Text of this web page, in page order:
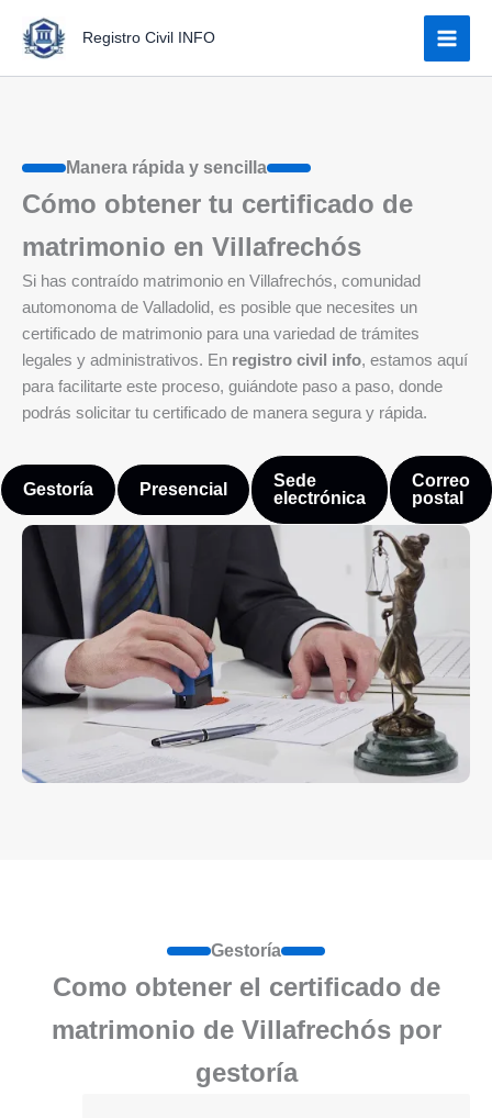
contenido
Registro Civil INFO
Manera rápida y sencilla
Cómo obtener tu certificado de
matrimonio en Villafrechós
Si has contraído matrimonio en Villafrechós, comunidad
automonoma de Valladolid, es posible que necesites un
certificado de matrimonio para una variedad de trámites
legales y administrativos. En registro civil info, estamos aquí
para facilitarte este proceso, guiándote paso a paso, donde
podrás solicitar tu certificado de manera segura y rápida.
Gestoría Presencial
Sede
electrónica
Correo
postal
Gestoría
Como obtener el certificado de
matrimonio de Villafrechós por
gestoría